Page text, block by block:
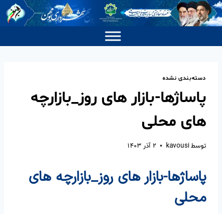
دسته‌بندی نشده
پاساژها-بازار های روز_بازارچه
های محلی
توسطkavousi ۲ آذر ۱۴۰۳
پاساژها-بازار های روز_بازارچه های
محلی